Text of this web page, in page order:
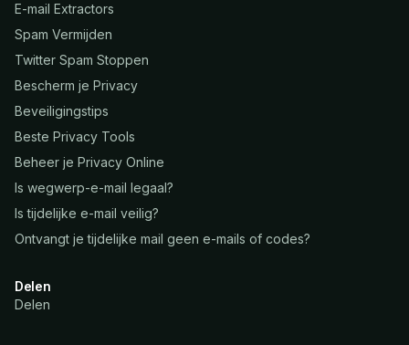
E-mail Extractors
Spam Vermijden
Twitter Spam Stoppen
Bescherm je Privacy
Beveiligingstips
Beste Privacy Tools
Beheer je Privacy Online
Is wegwerp-e-mail legaal?
Is tijdelijke e-mail veilig?
Ontvangt je tijdelijke mail geen e-mails of codes?
Delen
Delen